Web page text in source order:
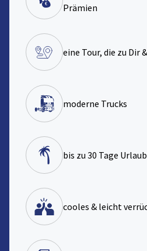
Prämien
eine Tour, die zu Dir
moderne Trucks
bis zu 30 Tage
cooles & leicht